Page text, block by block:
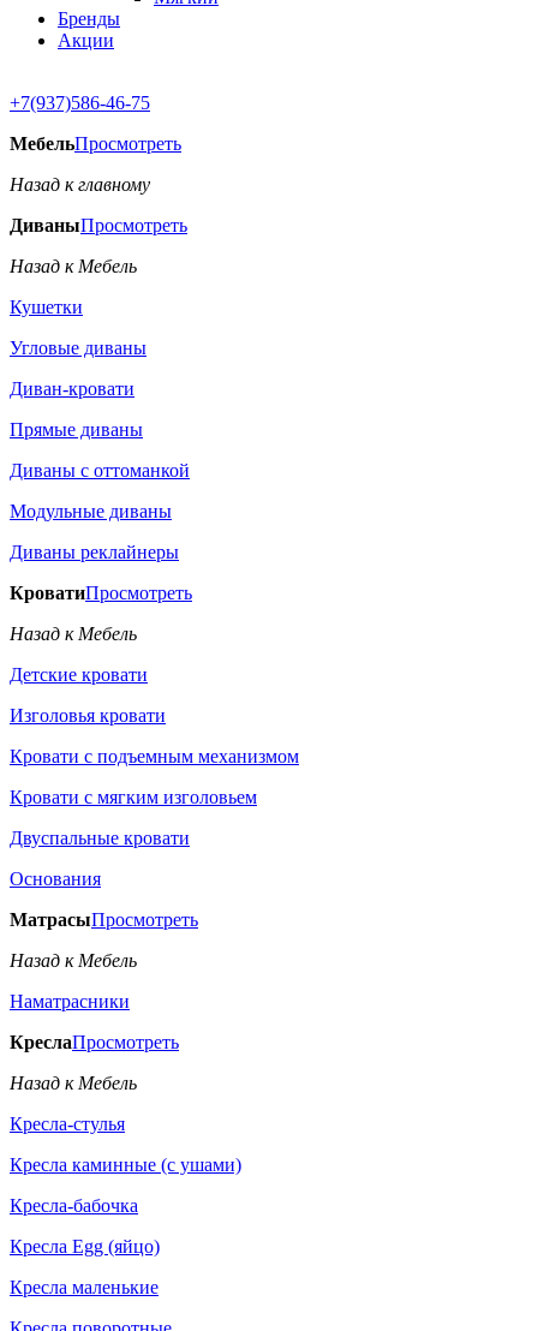
Бренды
Акции
+7(937)586-46-75
МебельПросмотреть
Назад к главному
ДиваныПросмотреть
Назад к Мебель
Кушетки
Угловые диваны
Диван-кровати
Прямые диваны
Диваны с оттоманкой
Модульные диваны
Диваны реклайнеры
КроватиПросмотреть
Назад к Мебель
Детские кровати
Изголовья кровати
Кровати с подъемным механизмом
Кровати с мягким изголовьем
Двуспальные кровати
Основания
МатрасыПросмотреть
Назад к Мебель
Наматрасники
КреслаПросмотреть
Назад к Мебель
Кресла-стулья
Кресла каминные (с ушами)
Кресла-бабочка
Кресла Egg (яйцо)
Кресла маленькие